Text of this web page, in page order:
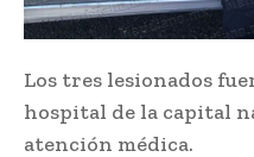
Los tres lesionados
hospital de la capital
atención médica.